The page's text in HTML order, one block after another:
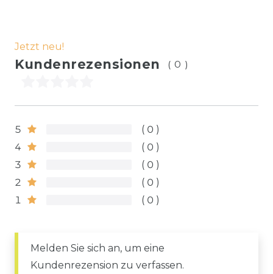
Jetzt neu!
Kundenrezensionen (0)
5
0
4
0
3
0
2
0
1
0
Melden Sie sich an, um eine
Kundenrezension zu verfassen.